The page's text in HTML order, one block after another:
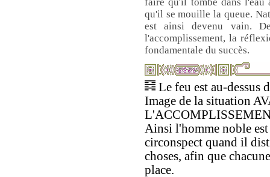
qu'il se mouille la queue.
est ainsi devenu vain.
l'accomplissement, la
fondamentale du succès.
Le feu est au-dessus
Image de la situation
Ainsi l'homme noble est
circonspect quand il
choses, afin que
place.